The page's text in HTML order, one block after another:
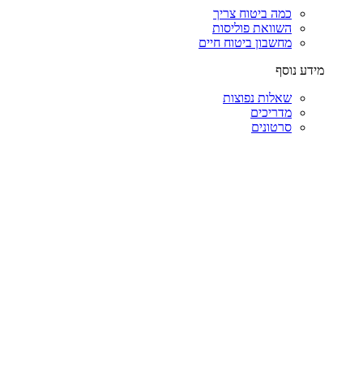
כמה ביטוח צריך
השוואת פוליסות
מחשבון ביטוח חיים
מידע נוסף
שאלות נפוצות
מדריכים
סרטונים